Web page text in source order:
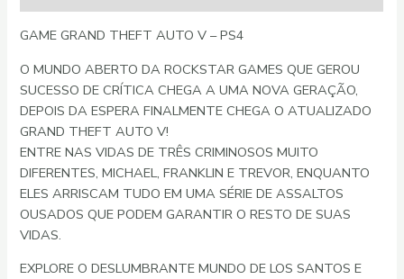
GAME GRAND THEFT AUTO V – PS4
O MUNDO ABERTO DA ROCKSTAR GAMES QUE GEROU
SUCESSO DE CRÍTICA CHEGA A UMA NOVA GERAÇÃO,
DEPOIS DA ESPERA FINALMENTE CHEGA O ATUALIZADO
GRAND THEFT AUTO V!
ENTRE NAS VIDAS DE TRÊS CRIMINOSOS MUITO
DIFERENTES, MICHAEL, FRANKLIN E TREVOR, ENQUANTO
ELES ARRISCAM TUDO EM UMA SÉRIE DE ASSALTOS
OUSADOS QUE PODEM GARANTIR O RESTO DE SUAS
VIDAS.
EXPLORE O DESLUMBRANTE MUNDO DE LOS SANTOS E